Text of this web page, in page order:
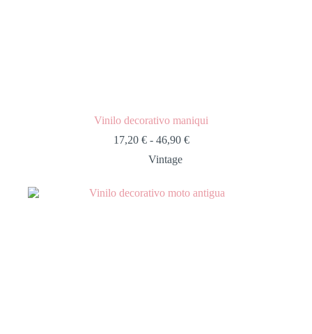
Vinilo decorativo maniqui
17,20 € - 46,90 €
Vintage